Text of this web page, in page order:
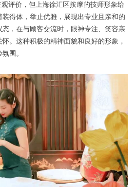
评价，但上海徐汇区按摩的技师形象给
装得体，举止优雅，展现出专业且亲和的
，在与顾客交流时，眼神专注、笑容亲
。这种积极的精神面貌和良好的形象，
围。